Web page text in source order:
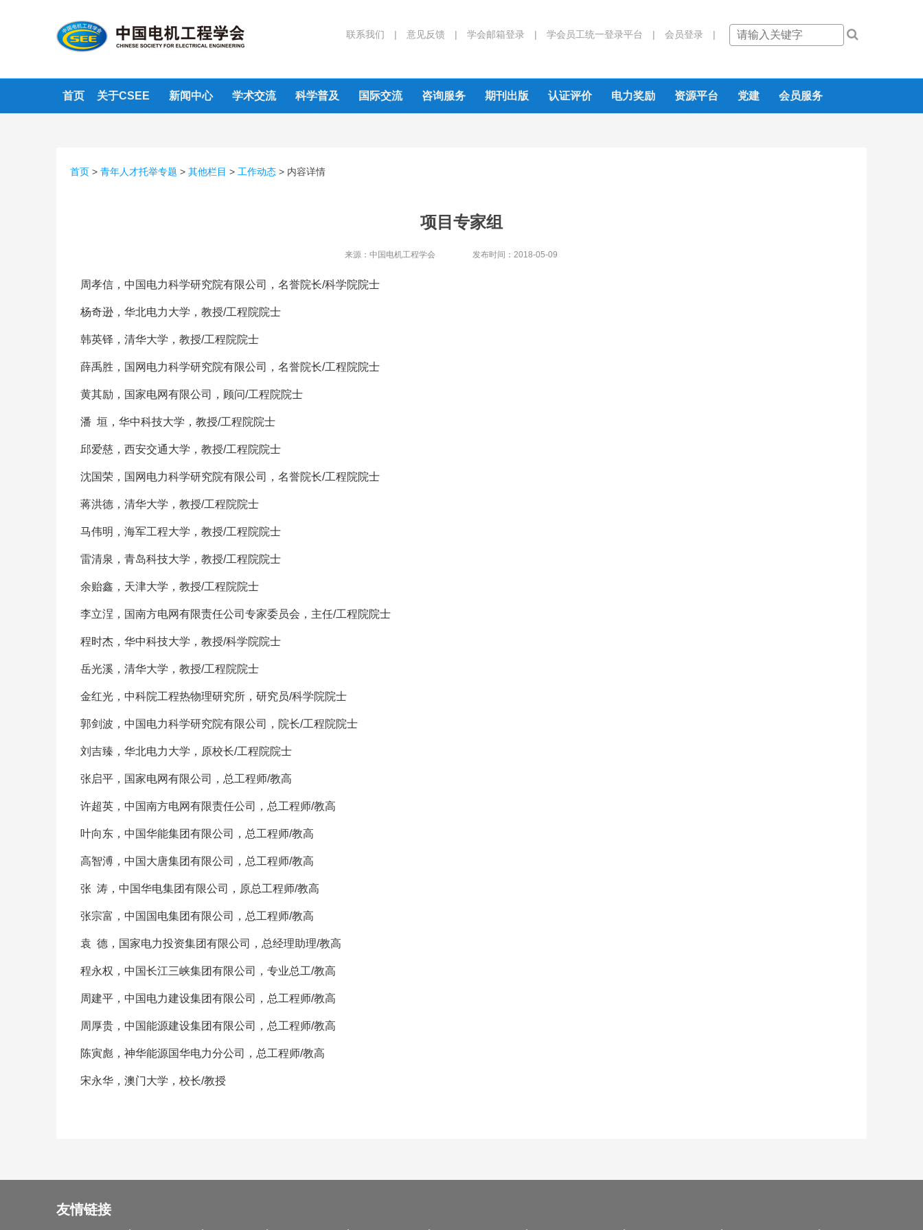
会员登录 |
学会员工统一登录平台 |
学会邮箱登录 |
意见反馈 |
联系我们 |
首页 关于CSEE 新闻中心 学术交流 科学普及 国际交流 咨询服务 期刊出版 认证评价 电力奖励 资源平台 党建 会员服务
首页 > 青年人才托举专题 > 其他栏目 > 工作动态 > 内容详情
项目专家组
来源： 中国电机工程学会 发布时间： 2018-05-09
周孝信，中国电力科学研究院有限公司，名誉院长/科学院院士
杨奇逊，华北电力大学，教授/工程院院士
韩英铎，清华大学，教授/工程院院士
薛禹胜，国网电力科学研究院有限公司，名誉院长/工程院院士
黄其励，国家电网有限公司，顾问/工程院院士
潘 垣，华中科技大学，教授/工程院院士
邱爱慈，西安交通大学，教授/工程院院士
沈国荣，国网电力科学研究院有限公司，名誉院长/工程院院士
蒋洪德，清华大学，教授/工程院院士
马伟明，海军工程大学，教授/工程院院士
雷清泉，青岛科技大学，教授/工程院院士
余贻鑫，天津大学，教授/工程院院士
李立浧，国南方电网有限责任公司专家委员会，主任/工程院院士
程时杰，华中科技大学，教授/科学院院士
岳光溪，清华大学，教授/工程院院士
金红光，中科院工程热物理研究所，研究员/科学院院士
郭剑波，中国电力科学研究院有限公司，院长/工程院院士
刘吉臻，华北电力大学，原校长/工程院院士
张启平，国家电网有限公司，总工程师/教高
许超英，中国南方电网有限责任公司，总工程师/教高
叶向东，中国华能集团有限公司，总工程师/教高
高智溥，中国大唐集团有限公司，总工程师/教高
张 涛，中国华电集团有限公司，原总工程师/教高
张宗富，中国国电集团有限公司，总工程师/教高
袁 德，国家电力投资集团有限公司，总经理助理/教高
程永权，中国长江三峡集团有限公司，专业总工/教高
周建平，中国电力建设集团有限公司，总工程师/教高
周厚贵，中国能源建设集团有限公司，总工程师/教高
陈寅彪，神华能源国华电力分公司，总工程师/教高
宋永华，澳门大学，校长/教授
友情链接